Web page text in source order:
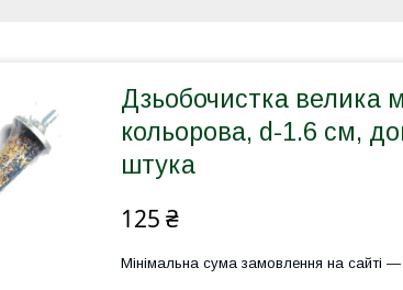
Дзьобочистка велика
кольорова, d-1.6 см,
штука
125 ₴
Мінімальна сума замовлення на сайті